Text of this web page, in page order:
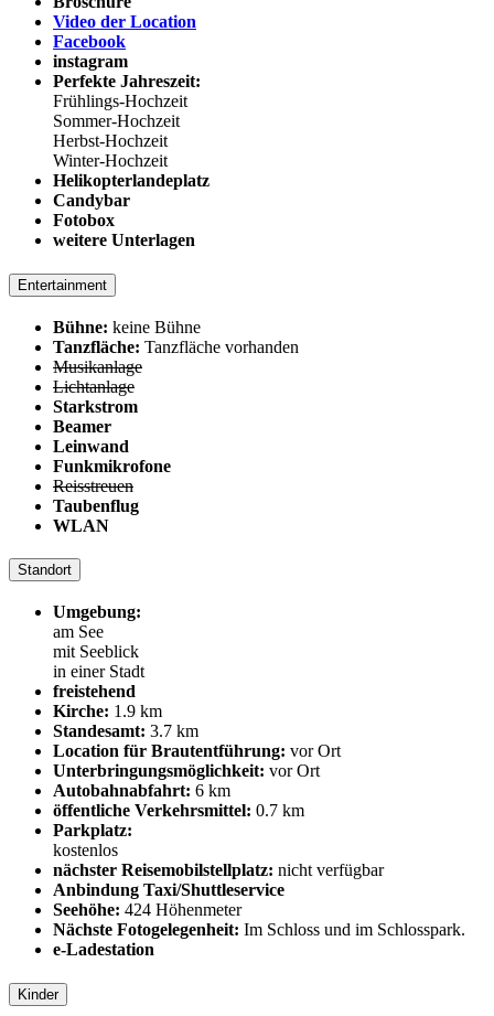
Video der Location
Facebook
instagram
Perfekte Jahreszeit:
Frühlings-Hochzeit
Sommer-Hochzeit
Herbst-Hochzeit
Winter-Hochzeit
Helikopterlandeplatz
Candybar
Fotobox
weitere Unterlagen
Entertainment
Bühne: keine Bühne
Tanzfläche: Tanzfläche vorhanden
Musikanlage
Lichtanlage
Starkstrom
Beamer
Leinwand
Funkmikrofone
Reisstreuen
Taubenflug
WLAN
Standort
Umgebung:
am See
mit Seeblick
in einer Stadt
freistehend
Kirche: 1.9 km
Standesamt: 3.7 km
Location für Brautentführung: vor Ort
Unterbringungsmöglichkeit: vor Ort
Autobahnabfahrt: 6 km
öffentliche Verkehrsmittel: 0.7 km
Parkplatz:
kostenlos
nächster Reisemobilstellplatz: nicht verfügbar
Anbindung Taxi/Shuttleservice
Seehöhe: 424 Höhenmeter
Nächste Fotogelegenheit: Im Schloss und im Schlosspark.
e-Ladestation
Kinder